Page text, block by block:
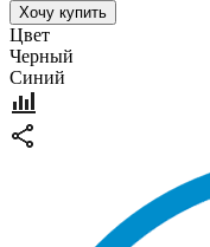
Хочу купить
Цвет
Черный
Синий